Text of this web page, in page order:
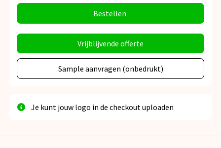
Bestellen
Vrijblijvende offerte
Sample aanvragen (onbedrukt)
Je kunt jouw logo in de checkout uploaden